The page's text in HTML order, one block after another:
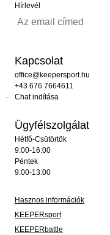
Hírlevél
Kapcsolat
office@keepersport.hu
+43 676 7664611
Chat indítása
Ügyfélszolgálat
Hétfő-Csütörtök
9:00-16:00
Péntek
9:00-13:00
Hasznos információk
KEEPERsport
KEEPERbattle